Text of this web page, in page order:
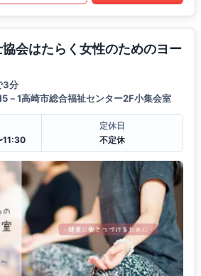
会はたらく女性のためのヨー
3分
－1高崎市総合福祉センター2F小集会室
11:30
定休日
不定休